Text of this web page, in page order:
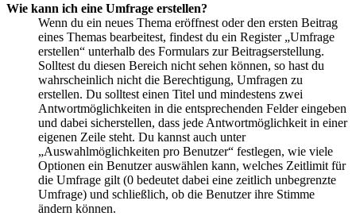
Wie kann ich eine Umfrage erstellen?
Wenn du ein neues Thema eröffnest oder den ersten Beitrag
eines Themas bearbeitest, findest du ein Register „Umfrage
erstellen“ unterhalb des Formulars zur Beitragserstellung.
Solltest du diesen Bereich nicht sehen können, so hast du
wahrscheinlich nicht die Berechtigung, Umfragen zu
erstellen. Du solltest einen Titel und mindestens zwei
Antwortmöglichkeiten in die entsprechenden Felder eingeben
und dabei sicherstellen, dass jede Antwortmöglichkeit in einer
eigenen Zeile steht. Du kannst auch unter
„Auswahlmöglichkeiten pro Benutzer“ festlegen, wie viele
Optionen ein Benutzer auswählen kann, welches Zeitlimit für
die Umfrage gilt (0 bedeutet dabei eine zeitlich unbegrenzte
Umfrage) und schließlich, ob die Benutzer ihre Stimme
ändern können.